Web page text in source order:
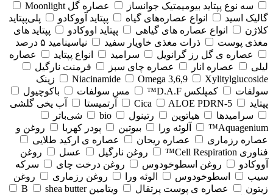
سه نوع پپتاید بیومیمتیک جوانساز
عصاره گل Moonlight
گالیک اسید
انواع عصاره‌های گیاه پپتاید آووکادو
پلی‌پپتاید
کلاژن
انواع عصاره های گیاهی پپتاید اووکادو
پپتاید های
مغذی پوست
ذرات مغذی خاویار سفید
نیاسینامید ۵ درصد
عصاره ی گل رز گرانویل
سرامید انواع پپتاید
عصاره
لیلی
عصاره انار عصاره چای سبز
فرمنت نارگیل
Niacinamide
Omega 3,6,9 Xylitylglucoside
زینک
سولفات
کمپلکس D.A.F™ مس سولفات
باکوچیول
پپتاید
5-Cica
ALOE PDRN آرتمیستا
آب یخی گلشی
سرامیدها
هیاتوین رتینول bio
شی‌باتر
Aquagenium™
آلوئه ورا بیوتین پودر کهربا
روغن و
عصاره رزماری
عصاره ریحان
عصاره ی ارکید طلایی
فناوری Cell Respiration™
روغن نارگیل عسل
روغن
آووکادو
روغن اسطوخودوس روغن درخت چای
سرکه
سیب
اسطوخودوس الوئه ورا روغن رزماری
روغن
زیتون
عصاره ی پوست پرتقال ویتامین Bshea butter